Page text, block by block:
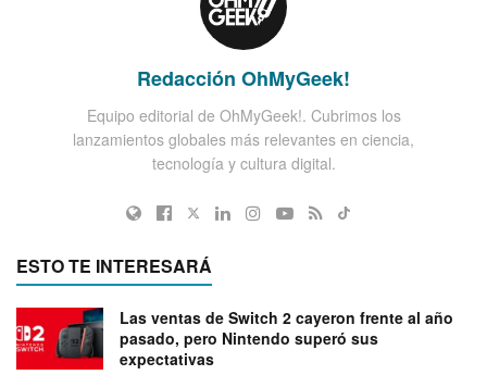
Redacción OhMyGeek!
Equipo editorial de OhMyGeek!. Cubrimos los
lanzamientos globales más relevantes en ciencia,
tecnología y cultura digital.
ESTO TE INTERESARÁ
Las ventas de Switch 2 cayeron frente al año
pasado, pero Nintendo superó sus
expectativas